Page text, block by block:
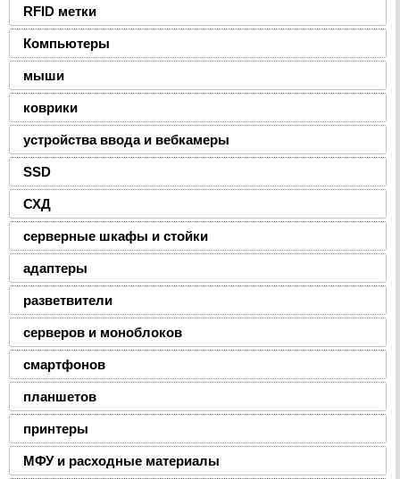
RFID метки
Компьютеры
мыши
коврики
устройства ввода и вебкамеры
SSD
СХД
серверные шкафы и стойки
адаптеры
разветвители
серверов и моноблоков
смартфонов
планшетов
принтеры
МФУ и расходные материалы